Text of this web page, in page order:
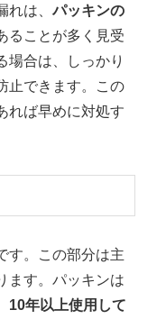
れは、パッキンの
ることが多く見受
場合は、しっかり
止できます。この
れば早めに対処す
す。この部分は主
ます。パッキンは
10年以上使用して